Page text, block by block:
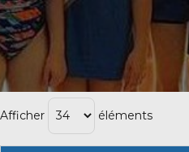
Afficher éléments